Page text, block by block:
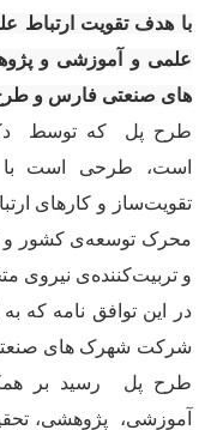
با هدف تقویت ارتباط
علمی و آموزشی و
های صنعتی فارس و
طرح پل که توسط
است، طرحی است
تقویت‌ساز و کارهای
محرک توسعه‌ی کشور و
و تربیت‌کننده‌ی نیروی
در این توافق نامه
شرکت شهرک های
طرح پل رسید بر
آموزشی، پژوهشی،